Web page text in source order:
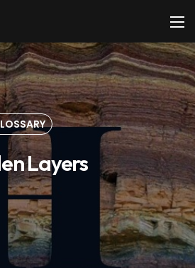
Layers